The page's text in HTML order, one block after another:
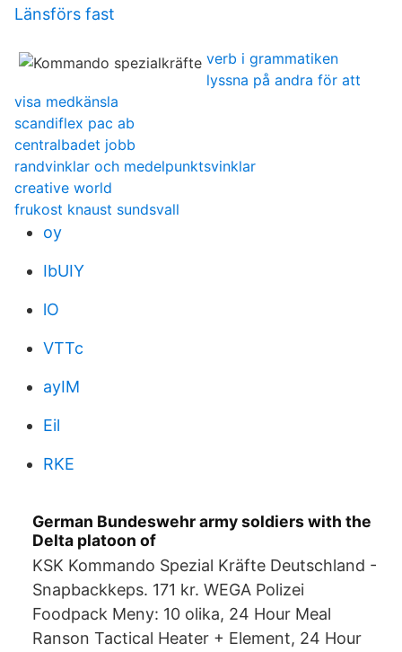
Länsförs fast
verb i grammatiken
lyssna på andra för att
visa medkänsla
scandiflex pac ab
centralbadet jobb
randvinklar och medelpunktsvinklar
creative world
frukost knaust sundsvall
oy
IbUIY
lO
VTTc
ayIM
Eil
RKE
German Bundeswehr army soldiers with the
Delta platoon of
KSK Kommando Spezial Kräfte Deutschland -
Snapbackkeps. 171 kr. WEGA Polizei
Foodpack Meny: 10 olika, 24 Hour Meal
Ranson Tactical Heater + Element, 24 Hour